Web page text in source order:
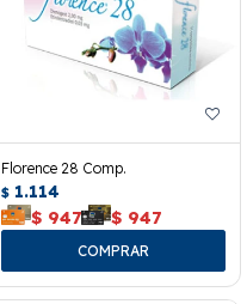
Florence 28 Comp.
$ 1.114
$ 947 $ 947